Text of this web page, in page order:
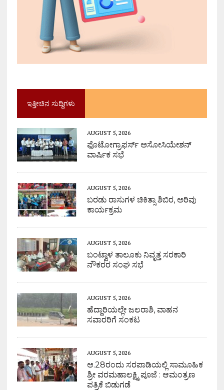
ಇತ್ತೀಚಿನ ಸುದ್ದಿಗಳು
AUGUST 5, 2026
ಫೊಟೋಗ್ರಾಫರ್ಸ್ ಅಸೋಸಿಯೇಶನ್
ವಾರ್ಷಿಕ ಸಭೆ
AUGUST 5, 2026
ಬರಡು ರಾಸುಗಳ ಚಿಕಿತ್ಸಾ ಶಿಬಿರ, ಅರಿವು
ಕಾರ್ಯಕ್ರಮ
AUGUST 5, 2026
ಬಂಟ್ವಾಳ ತಾಲೂಕು ನಿವೃತ್ತ ಸರಕಾರಿ
ನೌಕರರ ಸಂಘ ಸಭೆ
AUGUST 5, 2026
ಹೆದ್ದಾರಿಯಲ್ಲೇ ಜಲರಾಶಿ, ವಾಹನ
ಸವಾರರಿಗೆ ಸಂಕಟ
AUGUST 5, 2026
ಆ.28ರಂದು ಸರಪಾಡಿಯಲ್ಲಿ ಸಾಮೂಹಿಕ
ಶ್ರೀ ವರಮಹಾಲಕ್ಷ್ಮಿ ಪೂಜೆ : ಆಮಂತ್ರಣ
ಪತ್ರಿಕೆ ಬಿಡುಗಡೆ